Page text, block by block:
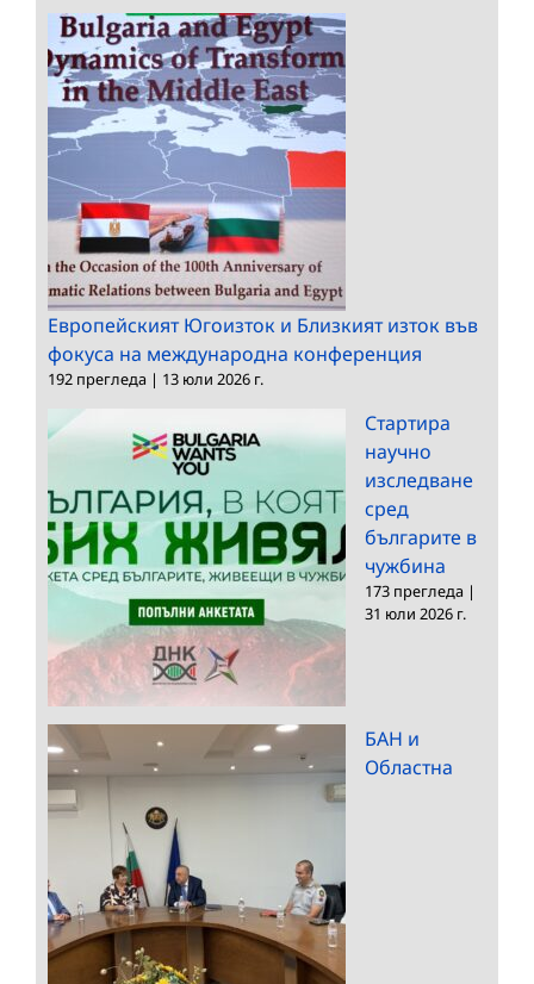
Европейският Югоизток и Близкият изток във
фокуса на международна конференция
192 прегледа | 13 юли 2026 г.
Стартира
научно
изследване
сред
българите в
чужбина
173 прегледа |
31 юли 2026 г.
БАН и
Областна